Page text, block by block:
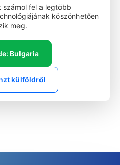
számol fel a legtöbb
köszönhetően
meg.
Bulgaria
külföldről